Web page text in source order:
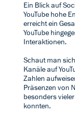
Ein Blick auf
YouTube hohe
erreicht ein
YouTube
Interaktionen.
Schaut man
Kanäle auf
Zahlen
Präsenzen von
besonders
konnten.